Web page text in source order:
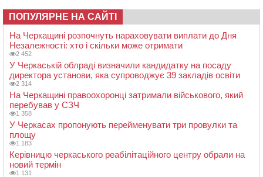
ПОПУЛЯРНЕ НА САЙТІ
На Черкащині розпочнуть нараховувати виплати до Дня
Незалежності: хто і скільки може отримати
2 452
У Черкаській облраді визначили кандидатку на посаду
директора установи, яка супроводжує 39 закладів освіти
2 314
На Черкащині правоохоронці затримали військового, який
перебував у СЗЧ
1 358
У Черкасах пропонують перейменувати три провулки та
площу
1 183
Керівницю черкаського реабілітаційного центру обрали на
новий термін
1 131